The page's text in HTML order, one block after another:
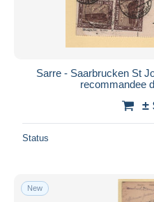
Sarre - Saarbrucken St
recommandee
±
Status
New